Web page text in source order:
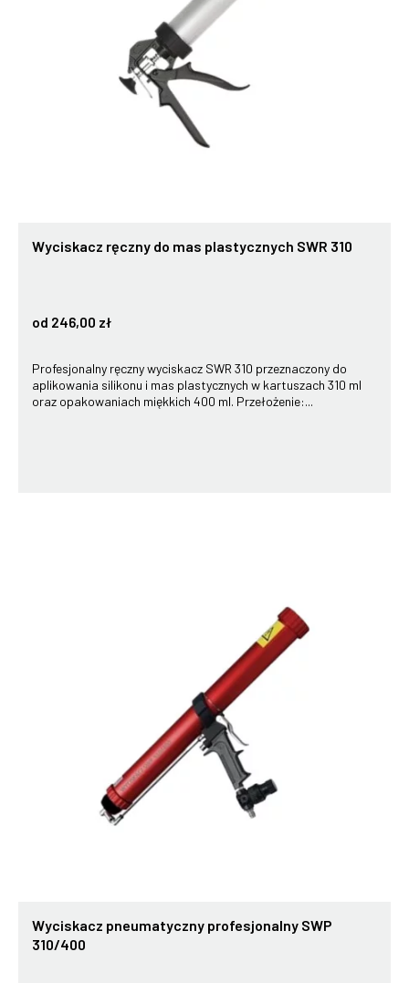
Wyciskacz ręczny do mas plastycznych SWR 310
od 246,00 zł
Profesjonalny ręczny wyciskacz SWR 310 przeznaczony do
aplikowania silikonu i mas plastycznych w kartuszach 310 ml
oraz opakowaniach miękkich 400 ml. Przełożenie:...
Wyciskacz pneumatyczny profesjonalny SWP
310/400